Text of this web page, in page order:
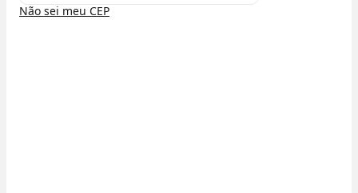
Não sei meu CEP